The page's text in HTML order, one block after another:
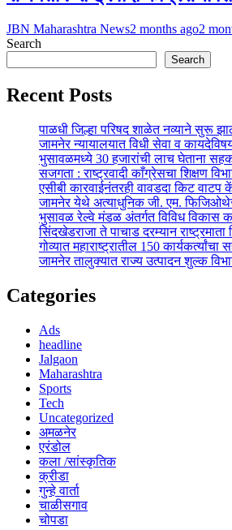
JBN Maharashtra News2 months ago2
Search
Search
Recent Posts
पाळधी जिल्हा परिषद शाळेत नव्याने सुरू
जामनेर न्यायालयात विधी सेवा व
भुसावळमध्ये 30 हजारांची लाच घेताना
सजगता : राष्ट्रवादी काँग्रेसचा शिक्षण
एसीबी कारवाईनंतरही वावडदा किट
जामनेर येथे अत्याधुनिक जी. एम.
भुसावळ रेल्वे मंडळ अंतर्गत विविध विकास
सिंदखेडराजा ते पाचाड दरम्यान
गोव्यात महाराष्ट्रातील 150
जामनेर तालुक्यात राज्य उत्पादन शुल्क
Categories
Ads
headline
Jalgaon
Maharashtra
Sports
Tech
Uncategorized
अमळनेर
एरंडोल
कला /सांस्कृतिक
क्रीडा
गुन्हे वार्ता
चाळीसगाव
चोपडा